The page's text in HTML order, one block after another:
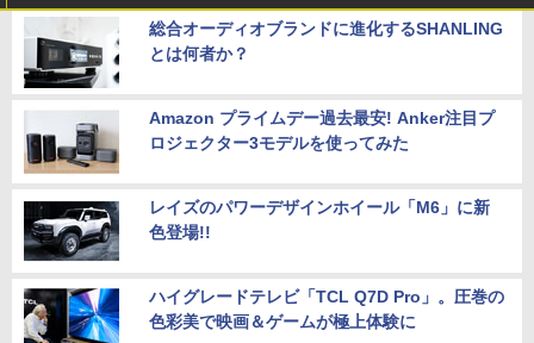
総合オーディオブランドに進化するSHANLING
とは何者か？
Amazon プライムデー過去最安! Anker注目プ
ロジェクター3モデルを使ってみた
レイズのパワーデザインホイール「M6」に新
色登場!!
ハイグレードテレビ「TCL Q7D Pro」。圧巻の
色彩美で映画＆ゲームが極上体験に